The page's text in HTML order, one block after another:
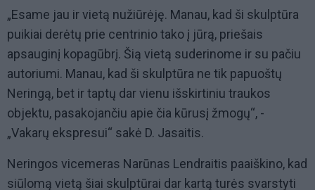
„Esame jau ir vietą nužiūrėję. Manau, kad ši skulptūra
puikiai derėtų prie centrinio tako į jūrą, priešais
apsauginį kopagūbrį. Šią vietą suderinome ir su pačiu
autoriumi. Manau, kad ši skulptūra ne tik papuoštų
Neringą, bet ir taptų dar vienu išskirtiniu traukos
objektu, pasakojančiu apie čia kūrusį žmogų“, -
„Vakarų ekspresui“ sakė D. Jasaitis.
Neringos vicemeras Narūnas Lendraitis paaiškino, kad
siūlomą vietą šiai skulptūrai dar kartą turės svarstyti